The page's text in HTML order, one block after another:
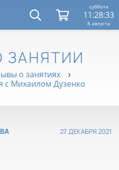
суббота
11:28:33
8 августа
ЗАНЯТИИ
о занятиях
с Михаилом Дузенко
27 ДЕКАБРЯ 2021